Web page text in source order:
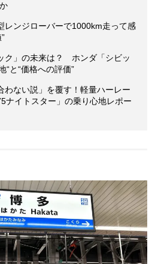
レンジローバーで1000km走って感
ク」の未来は？ ホンダ「シビッ
“と“価格への評価”
わない説」を覆す！軽量ハーレー
ナイトスター」の乗り心地レポー